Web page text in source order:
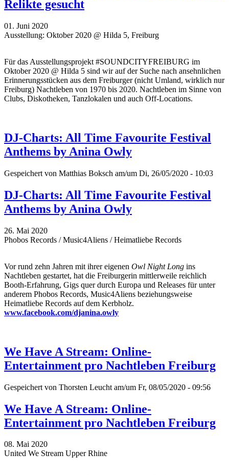
Relikte gesucht
01. Juni 2020
Ausstellung: Oktober 2020 @ Hilda 5, Freiburg
Für das Ausstellungsprojekt #SOUNDCITYFREIBURG im
Oktober 2020 @ Hilda 5 sind wir auf der Suche nach ansehnlichen
Erinnerungsstücken aus dem Freiburger (nicht Umland, wirklich nur
Freiburg) Nachtleben von 1970 bis 2020. Nachtleben im Sinne von
Clubs, Diskotheken, Tanzlokalen und auch Off-Locations.
DJ-Charts: All Time Favourite Festival
Anthems by Anina Owly
Gespeichert von Matthias Boksch am/um Di, 26/05/2020 - 10:03
DJ-Charts: All Time Favourite Festival
Anthems by Anina Owly
26. Mai 2020
Phobos Records / Music4Aliens / Heimatliebe Records
Vor rund zehn Jahren mit ihrer eigenen Owl Night Long ins
Nachtleben gestartet, hat die Freiburgerin mittlerweile reichlich
Booth-Erfahrung, Gigs quer durch Europa und Releases für unter
anderem Phobos Records, Music4Aliens beziehungsweise
Heimatliebe Records auf dem Kerbholz.
www.facebook.com/djanina.owly
We Have A Stream: Online-
Entertainment pro Nachtleben Freiburg
Gespeichert von Thorsten Leucht am/um Fr, 08/05/2020 - 09:56
We Have A Stream: Online-
Entertainment pro Nachtleben Freiburg
08. Mai 2020
United We Stream Upper Rhine